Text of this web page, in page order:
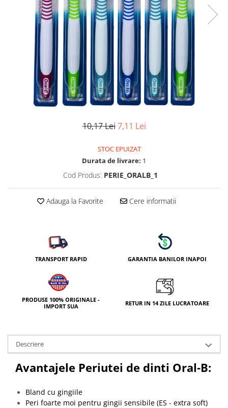
10,17 Lei 7,11 Lei
STOC EPUIZAT
Durata de livrare: 1
Cod Produs: PERIE_ORALB_1
Adauga la Favorite Cere informatii
TRANSPORT RAPID GARANTIA BANILOR INAPOI
PRODUSE 100% ORIGINALE -
IMPORT SUA
RETUR IN 14 ZILE LUCRATOARE
Descriere
Avantajele Periutei de dinti Oral-B:
Bland cu gingiile
Peri foarte moi pentru gingii sensibile (ES - extra soft)